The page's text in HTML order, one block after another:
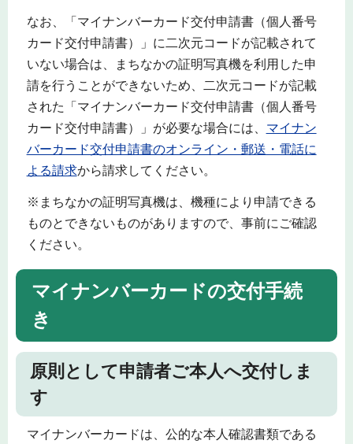
なお、「マイナンバーカード交付申請書（個人番号
カード交付申請書）」に二次元コードが記載されて
いない場合は、まちなかの証明写真機を利用した申
請を行うことができないため、二次元コードが記載
された「マイナンバーカード交付申請書（個人番号
カード交付申請書）」が必要な場合には、 マイナン
バーカード交付申請書のオンライン・郵送・電話に
よる請求から請求してください。
※まちなかの証明写真機は、機種により申請できる
ものとできないものがありますので、事前にご確認
ください。
マイナンバーカードの交付手続
き
原則として申請者ご本人へ交付しま
す
マイナンバーカードは、公的な本人確認書類である